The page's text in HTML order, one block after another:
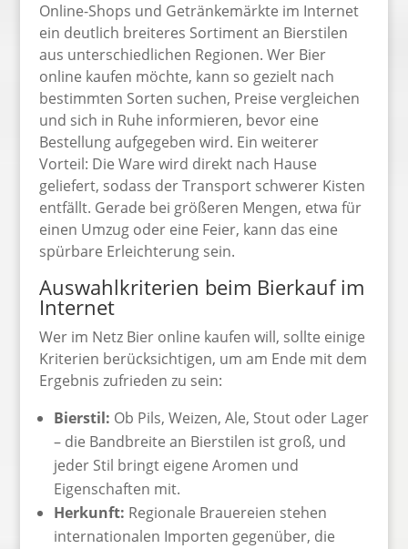
Online-Shops und Getränkemärkte im Internet
ein deutlich breiteres Sortiment an Bierstilen
aus unterschiedlichen Regionen. Wer Bier
online kaufen möchte, kann so gezielt nach
bestimmten Sorten suchen, Preise vergleichen
und sich in Ruhe informieren, bevor eine
Bestellung aufgegeben wird. Ein weiterer
Vorteil: Die Ware wird direkt nach Hause
geliefert, sodass der Transport schwerer Kisten
entfällt. Gerade bei größeren Mengen, etwa für
einen Umzug oder eine Feier, kann das eine
spürbare Erleichterung sein.
Auswahlkriterien beim Bierkauf im
Internet
Wer im Netz Bier online kaufen will, sollte einige
Kriterien berücksichtigen, um am Ende mit dem
Ergebnis zufrieden zu sein:
Bierstil: Ob Pils, Weizen, Ale, Stout oder Lager
– die Bandbreite an Bierstilen ist groß, und
jeder Stil bringt eigene Aromen und
Eigenschaften mit.
Herkunft: Regionale Brauereien stehen
internationalen Importen gegenüber, die